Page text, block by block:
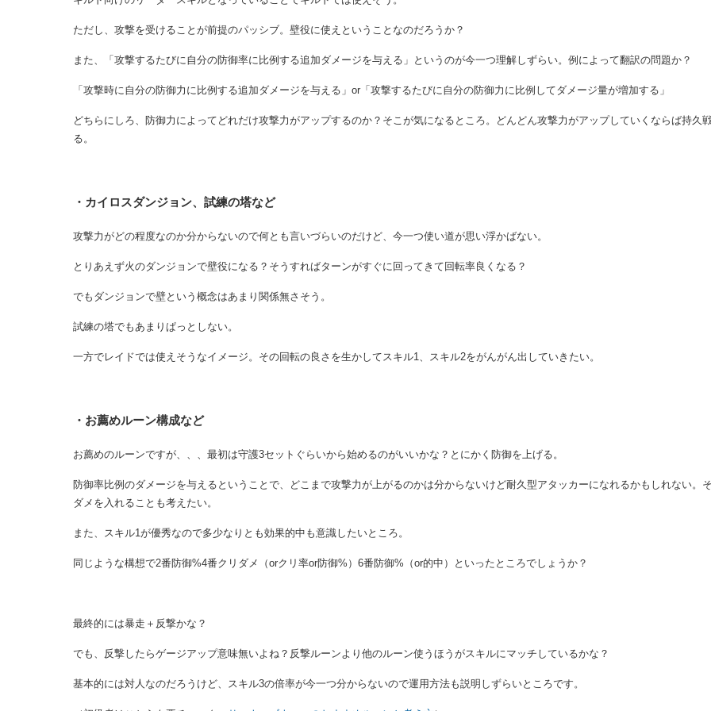
ただし、攻撃を受けることが前提のパッシブ。壁役に使えということなのだろうか？
また、「攻撃するたびに自分の防御率に比例する追加ダメージを与える」というのが今一つ理解しずらい。例によって翻訳の問題か？
「攻撃時に自分の防御力に比例する追加ダメージを与える」or「攻撃するたびに自分の防御力に比例してダメージ量が増加する」
どちらにしろ、防御力によってどれだけ攻撃力がアップするのか？そこが気になるところ。どんどん攻撃力がアップしていくならば持久
る。
・カイロスダンジョン、試練の塔など
攻撃力がどの程度なのか分からないので何とも言いづらいのだけど、今一つ使い道が思い浮かばない。
とりあえず火のダンジョンで壁役になる？そうすればターンがすぐに回ってきて回転率良くなる？
でもダンジョンで壁という概念はあまり関係無さそう。
試練の塔でもあまりぱっとしない。
一方でレイドでは使えそうなイメージ。その回転の良さを生かしてスキル1、スキル2をがんがん出していきたい。
・お薦めルーン構成など
お薦めのルーンですが、、、最初は守護3セットぐらいから始めるのがいいかな？とにかく防御を上げる。
防御率比例のダメージを与えるということで、どこまで攻撃力が上がるのかは分からないけど耐久型アタッカーになれるかもしれない。
ダメを入れることも考えたい。
また、スキル1が優秀なので多少なりとも効果的中も意識したいところ。
同じような構想で2番防御%4番クリダメ（orクリ率or防御%）6番防御%（or的中）といったところでしょうか？
最終的には暴走＋反撃かな？
でも、反撃したらゲージアップ意味無いよね？反撃ルーンより他のルーン使うほうがスキルにマッチしているかな？
基本的には対人なのだろうけど、スキル3の倍率が今一つ分からないので運用方法も説明しずらいところです。